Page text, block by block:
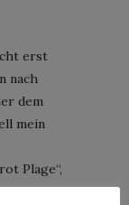
erst
nach
dem
mein
Plage“,